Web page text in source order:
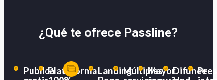
¿Qué te ofrece Passline?
PublicaPlataformaLandingMúltiplesMayorDifunde